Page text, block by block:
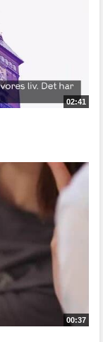
02:41
00:37